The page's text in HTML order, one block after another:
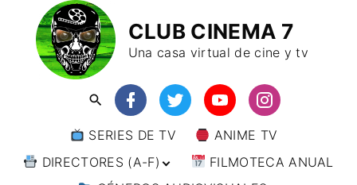
CLUB CINEMA 7
Una casa virtual de cine y tv
SERIES DE TV
ANIME TV
DIRECTORES (A-F)
FILMOTECA ANUAL